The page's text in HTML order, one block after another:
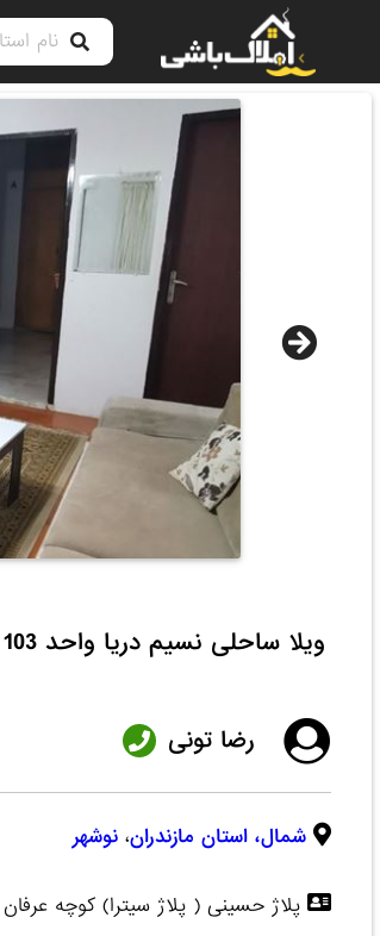
ویلا ساحلی نسیم دریا واحد 103
رضا تونی
شمال، استان مازندران، نوشهر
پلاژ حسینی ( پلاژ سیترا) کوچه عرفان